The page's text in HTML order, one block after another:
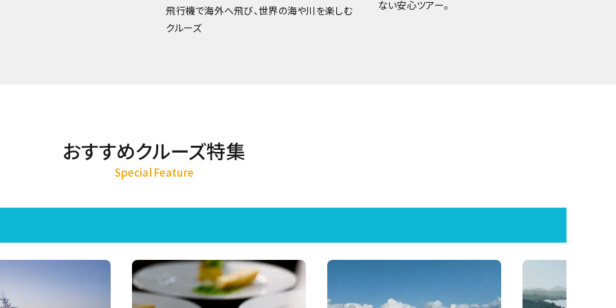
飛行機で海外へ飛び、世界の海や川を楽しむ
クルーズ
ない安心ツアー。
おすすめクルーズ特集
Special Feature